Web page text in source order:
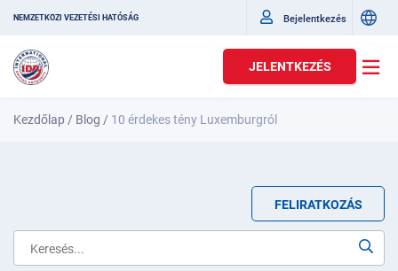
NEMZETKÖZI VEZETÉSI HATÓSÁG Bejelentkezés
JELENTKEZÉS
Kezdőlap / Blog / 10 érdekes tény Luxemburgról
FELIRATKOZÁS